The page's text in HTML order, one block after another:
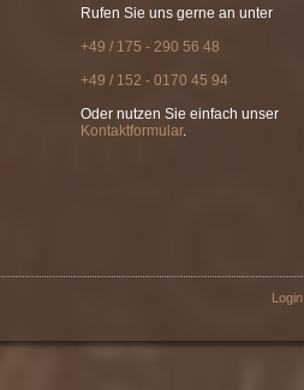
Rufen Sie uns gerne an unter
+49 / 175 - 290 56 48
+49 / 152 - 0170 45 94
Oder nutzen Sie einfach unser
Kontaktformular.
Login